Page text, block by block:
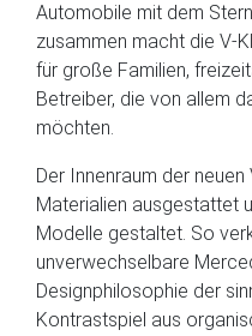
Automobile mit dem
zusammen macht die V-
für große Familien,
Betreiber, die von allem
möchten.
Der Innenraum der
Materialien ausgestattet
Modelle gestaltet. So
unverwechselbare
Designphilosophie der
Kontrastspiel aus